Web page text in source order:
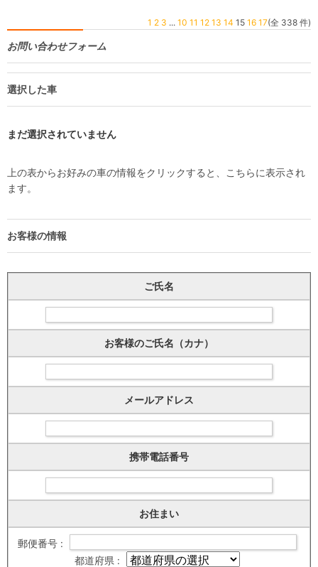
1 2 3 ... 10 11 12 13 14 15 16 17(全 338 件)
お問い合わせフォーム
選択した車
まだ選択されていません
上の表からお好みの車の情報をクリックすると、こちらに表示され
ます。
お客様の情報
ご氏名
お客様のご氏名（カナ）
メールアドレス
携帯電話番号
お住まい
郵便番号 :
都道府県 :